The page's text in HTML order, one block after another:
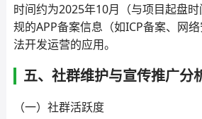
时间约为2025年10月（与项目起盘
规的APP备案信息（如ICP备案、网
法开发运营的应用。
五、社群维护与宣传推广分
（一）社群活跃度